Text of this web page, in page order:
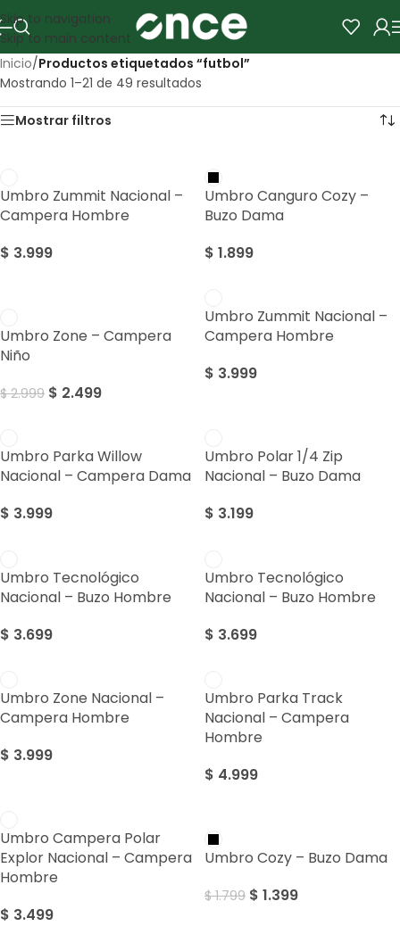
Skip to navigation
Skip to main content
Inicio/Productos etiquetados “futbol”
Mostrando 1–21 de 49 resultados
Mostrar filtros
Umbro Zummit Nacional –
Campera Hombre
$ 3.999
Umbro Canguro Cozy –
Buzo Dama
$ 1.899
Umbro Zone – Campera
Niño
$2.999 $ 2.499
Umbro Zummit Nacional –
Campera Hombre
$ 3.999
Umbro Parka Willow
Nacional – Campera Dama
$ 3.999
Umbro Polar 1/4 Zip
Nacional – Buzo Dama
$ 3.199
Umbro Tecnológico
Nacional – Buzo Hombre
$ 3.699
Umbro Tecnológico
Nacional – Buzo Hombre
$ 3.699
Umbro Zone Nacional –
Campera Hombre
$ 3.999
Umbro Parka Track
Nacional – Campera
Hombre
$ 4.999
Umbro Campera Polar
Explor Nacional – Campera
Hombre
$ 3.499
Umbro Cozy – Buzo Dama
$1.799 $ 1.399